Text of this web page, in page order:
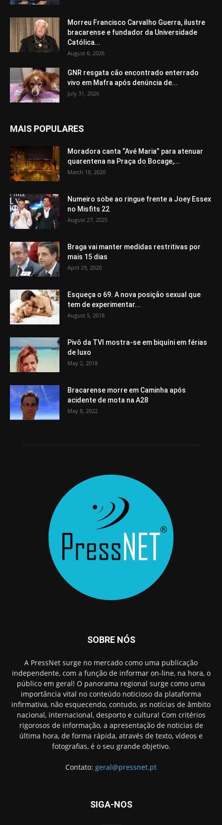
Morreu Francisco Carvalho Guerra, ilustre
bracarense e fundador da Universidade
Católica...
August 6, 2026
GNR resgata cão encontrado enterrado
vivo em Mafra após denúncia de...
July 31, 2026
MAIS POPULARES
Moradora canta “Avé Maria” para atenuar
quarentena na Praça do Bocage,...
March 18, 2020
Numeiro sobe ao ringue frente a Joey Essex
no Misfits 22
August 27, 2025
Braga vai manter medidas restritivas por
mais 15 dias
April 29, 2020
Esqueça o 69. A nova posição sexual que
tem de experimentar...
August 5, 2018
Pivô da TVI mostra-se em biquíni em férias
de luxo
May 2, 2018
Bracarense morre em Caminha após
acidente de mota na A28
May 8, 2022
SOBRE NÓS
A PressNet surge no mercado como uma publicação
independente, com a função de informar on-line, na hora, o
público em geral! O panorama regional surge como uma
importância vital no conteúdo noticioso da plataforma
infirmativa, não esquecendo, contudo, as notícias de âmbito
nacional, internacional, desporto e cultura! Com critérios
rigorosos de informação, a apresentação de noticias de
última hora, de forma rápida, através de texto, vídeos e
fotografias, é o seu grande objetivo.
Contato: geral@pressnet.pt
SIGA-NOS